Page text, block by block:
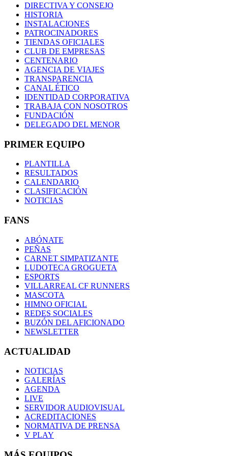
DIRECTIVA Y CONSEJO
HISTORIA
INSTALACIONES
PATROCINADORES
TIENDAS OFICIALES
CLUB DE EMPRESAS
CENTENARIO
AGENCIA DE VIAJES
TRANSPARENCIA
CANAL ÉTICO
IDENTIDAD CORPORATIVA
TRABAJA CON NOSOTROS
FUNDACIÓN
DELEGADO DEL MENOR
PRIMER EQUIPO
PLANTILLA
RESULTADOS
CALENDARIO
CLASIFICACIÓN
NOTICIAS
FANS
ABÓNATE
PEÑAS
CARNET SIMPATIZANTE
LUDOTECA GROGUETA
ESPORTS
VILLARREAL CF RUNNERS
MASCOTA
HIMNO OFICIAL
REDES SOCIALES
BUZÓN DEL AFICIONADO
NEWSLETTER
ACTUALIDAD
NOTICIAS
GALERÍAS
AGENDA
LIVE
SERVIDOR AUDIOVISUAL
ACREDITACIONES
NORMATIVA DE PRENSA
V PLAY